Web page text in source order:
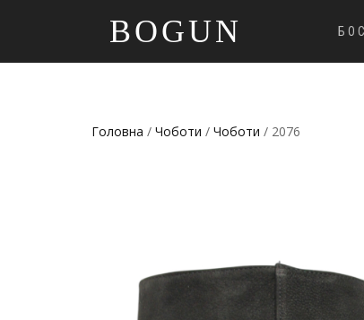
BOGUN
Головна / Чоботи / Чоботи / 2076